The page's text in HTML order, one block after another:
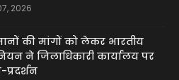
2026
की मांगों को लेकर भारतीय
ने जिलाधिकारी कार्यालय पर